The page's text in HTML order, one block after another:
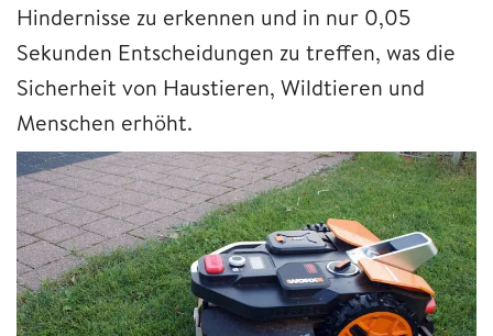
Hindernisse zu erkennen und in nur 0,05
Sekunden Entscheidungen zu treffen, was die
Sicherheit von Haustieren, Wildtieren und
Menschen erhöht.